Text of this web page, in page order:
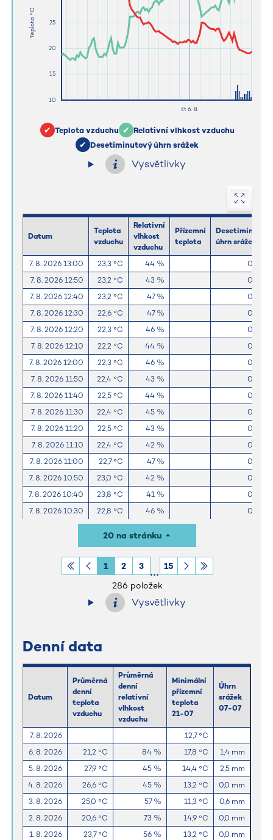
Teplota vzduchu
Relativní vlhkost vzduchu
Desetiminutový úhrn srážek
Vysvětlivky
Datum
Teplota
vzduchu
Relativní
vlhkost
vzduchu
Přízemní
teplota
úhrn srážek
7. 8. 2026 13:00 23,3 °C 44 %
0,0
7. 8. 2026 12:50
23,2 °C 43 %
0,0
7. 8. 2026 12:40
23,2 °C 47 %
0,0
7. 8. 2026 12:30
22,6 °C 47 %
0,0
7. 8. 2026 12:20
22,3 °C 46 %
0,0
7. 8. 2026 12:10
22,2 °C 44 %
0,0
7. 8. 2026 12:00
22,3 °C 46 %
0,0
7. 8. 2026 11:50
22,4 °C 43 %
0,0
7. 8. 2026 11:40
22,5 °C 44 %
0,0
7. 8. 2026 11:30
22,4 °C 45 %
0,0
7. 8. 2026 11:20
22,5 °C 43 %
0,0
7. 8. 2026 11:10
22,4 °C 42 %
0,0
7. 8. 2026 11:00
22,7 °C 47 %
0,0
7. 8. 2026 10:50
23,0 °C 42 %
0,0
7. 8. 2026 10:40
23,8 °C 41 %
0,0
7. 8. 2026 10:30
22,8 °C 46 %
0,0
7. 8. 2026 10:00
20,3 °C 53 %
7. 8. 2026 9:50
20,4 °C 53 %
20 na stránku
286 položek
1 2 3 15
Vysvětlivky
Denní data
Datum
Průměrná
denní
teplota
vzduchu
Průměrná
denní
relativní
vlhkost
vzduchu
Minimální
přízemní
teplota
21-07
Úhrn
srážek
07-07
7. 8. 2026
12,7 °C
6. 8. 2026
21,2 °C 84 % 17,8 °C
1,4 mm
5. 8. 2026
27,9 °C 45 % 14,4 °C
2,5 mm
4. 8. 2026
26,6 °C 45 % 13,2 °C
0,0 mm
3. 8. 2026
25,0 °C 57 % 11,3 °C
0,6 mm
2. 8. 2026
20,6 °C 73 % 14,9 °C
0,0 mm
1. 8. 2026
23,7 °C 56 % 13,2 °C 0,0 mm